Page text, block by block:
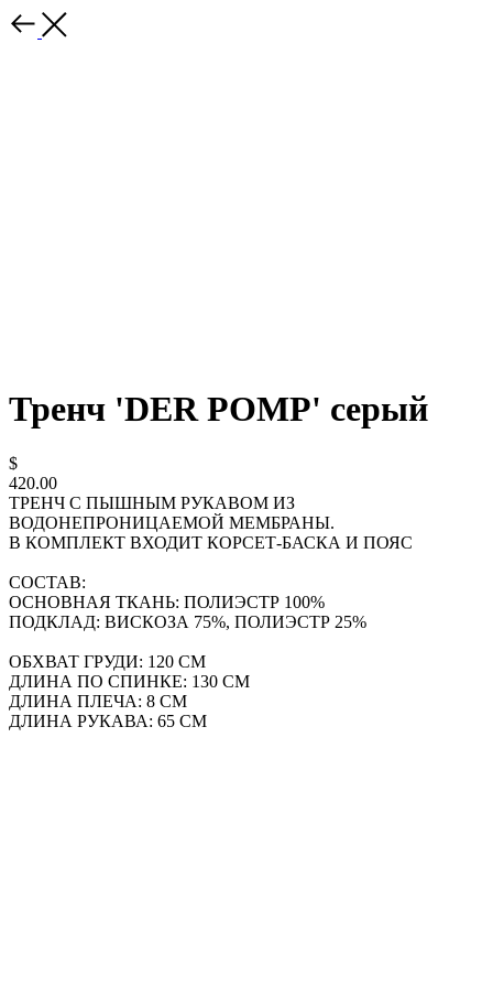
Тренч 'DER POMP' серый
$
420.00
ТРЕНЧ С ПЫШНЫМ РУКАВОМ ИЗ
ВОДОНЕПРОНИЦАЕМОЙ МЕМБРАНЫ.
В КОМПЛЕКТ ВХОДИТ КОРСЕТ-БАСКА И ПОЯС
СОСТАВ:
ОСНОВНАЯ ТКАНЬ: ПОЛИЭСТР 100%
ПОДКЛАД: ВИСКОЗА 75%, ПОЛИЭСТР 25%
ОБХВАТ ГРУДИ: 120 СМ
ДЛИНА ПО СПИНКЕ: 130 СМ
ДЛИНА ПЛЕЧА: 8 СМ
ДЛИНА РУКАВА: 65 СМ